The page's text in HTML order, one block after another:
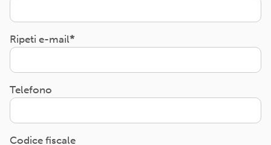
Ripeti e-mail
Telefono
Codice fiscale